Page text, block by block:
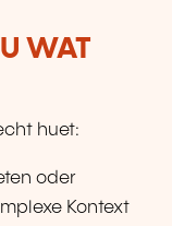
WAT
huet:
oder
Kontext